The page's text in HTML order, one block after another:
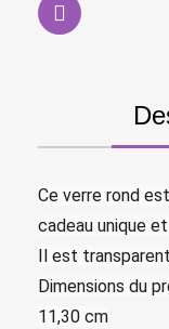
Ce verre rond
cadeau unique
Il est
Dimensions du
11,30 cm